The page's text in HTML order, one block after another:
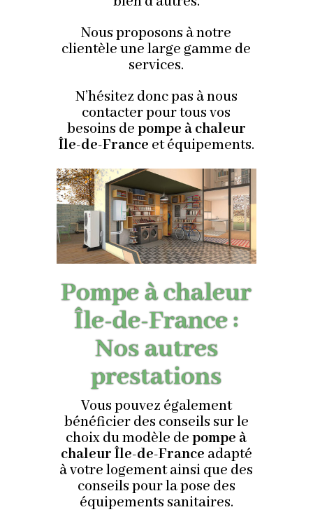
Nous proposons à notre
clientèle une large gamme de
services.
N’hésitez donc pas à nous
contacter pour tous vos
besoins de pompe à chaleur
Île-de-France et équipements.
Pompe à chaleur
Île-de-France :
Nos autres
prestations
Vous pouvez également
bénéficier des conseils sur le
choix du modèle depompe à
chaleur Île-de-France adapté
à votre logement ainsi que des
conseils pour la pose des
équipements sanitaires.